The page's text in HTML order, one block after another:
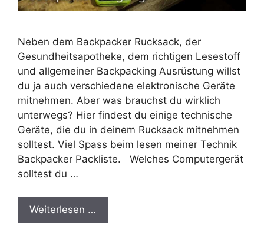
Neben dem Backpacker Rucksack, der
Gesundheitsapotheke, dem richtigen Lesestoff
und allgemeiner Backpacking Ausrüstung willst
du ja auch verschiedene elektronische Geräte
mitnehmen. Aber was brauchst du wirklich
unterwegs? Hier findest du einige technische
Geräte, die du in deinem Rucksack mitnehmen
solltest. Viel Spass beim lesen meiner Technik
Backpacker Packliste. Welches Computergerät
solltest du …
Weiterlesen …